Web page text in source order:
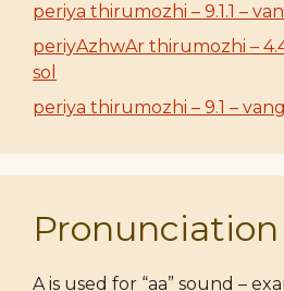
periya thirumozhi – 9.1.1 –
periyAzhwAr thirumozhi –
sol
periya thirumozhi – 9.1 –
A is used for “aa” sound –